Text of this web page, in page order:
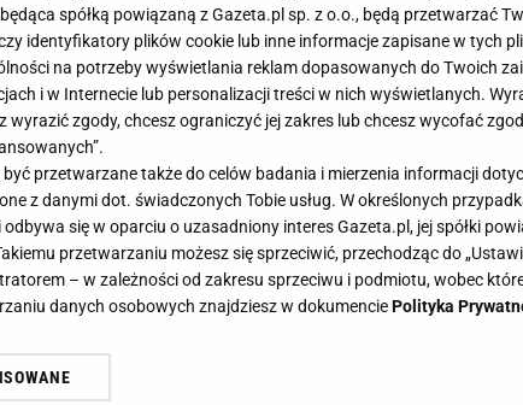
spółką powiązaną z Gazeta.pl sp. z o.o., będą przetwarzać
identyfikatory plików cookie lub inne informacje zapisane w tych
na potrzeby wyświetlania reklam dopasowanych do Twoich
i w Internecie lub personalizacji treści w nich wyświetlanych.
wyrazić zgody, chcesz ograniczyć jej zakres lub chcesz wycofać
przetwarzane także do celów badania i mierzenia informacji
z danymi dot. świadczonych Tobie usług. W określonych
się w oparciu o uzasadniony interes Gazeta.pl, jej spółki
przetwarzaniu możesz się sprzeciwić, przechodząc do
– w zależności od zakresu sprzeciwu i podmiotu, wobec
danych osobowych znajdziesz w dokumenciePolityka
też zgodę na zainstalowanie i przechowywanie plików cookie